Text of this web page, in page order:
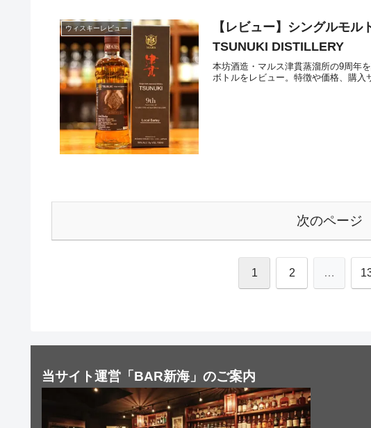
ウィスキーレビュー
【レビュー】シングルモ
TSUNUKI DISTILLERY
本坊酒造・マルス津貫蒸溜所の9周年
ボトルをレビュー。特徴や価格、購入
次のページ
1 2 …
当サイト運営「BAR新海」のご案内